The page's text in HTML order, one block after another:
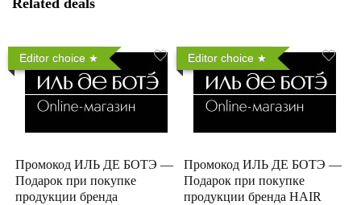
Related deals
Editor choice
Промокод ИЛЬ ДЕ БОТЭ —
Подарок при покупке
продукции бренда
Editor choice
Промокод ИЛЬ ДЕ БОТЭ —
Подарок при покупке
продукции бренда HAIR